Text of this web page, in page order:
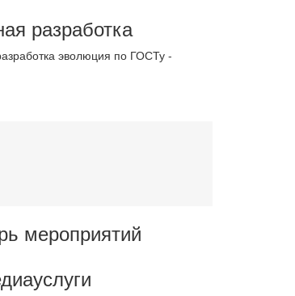
разработка
эволюция по ГОСТу -
мероприятий